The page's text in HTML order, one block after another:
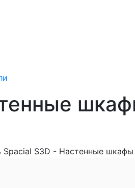
Spacial S3D - Настенные шкафы